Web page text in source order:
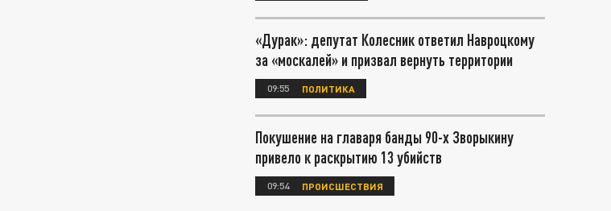
«Дурак»: депутат Колесник ответил Навроцкому
за «москалей» и призвал вернуть территории
09:55 ПОЛИТИКА
Покушение на главаря банды 90-х Зворыкину
привело к раскрытию 13 убийств
09:54 ПРОИСШЕСТВИЯ